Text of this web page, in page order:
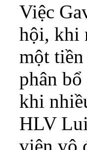
Việc
hội, khi
một
phân
khi
HLV
viên vô